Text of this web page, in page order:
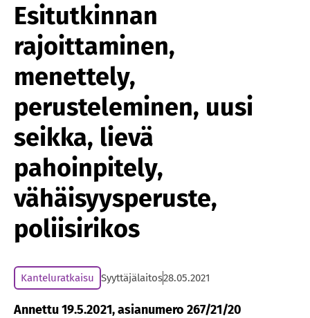
Esitutkinnan
rajoittaminen,
menettely,
perusteleminen, uusi
seikka, lievä
pahoinpitely,
vähäisyysperuste,
poliisirikos
Kanteluratkaisu Syyttäjälaitos28.05.2021
Annettu 19.5.2021, asianumero 267/21/20